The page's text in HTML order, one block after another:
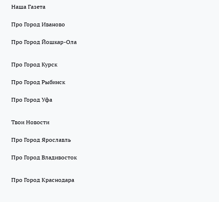
Наша Газета
Про Город Иваново
Про Город Йошкар-Ола
Про Город Курск
Про Город Рыбинск
Про Город Уфа
Твои Новости
Про Город Ярославль
Про Город Владивосток
Про Город Краснодара